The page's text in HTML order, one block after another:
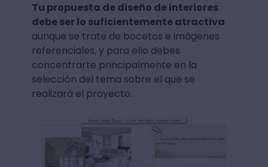
Tu propuesta de diseño de interiores
debe ser lo suficientemente atractiva
aunque se trate de bocetos e imágenes
referenciales, y para ello debes
concentrarte principalmente en la
selección del tema sobre el que se
realizará el proyecto.